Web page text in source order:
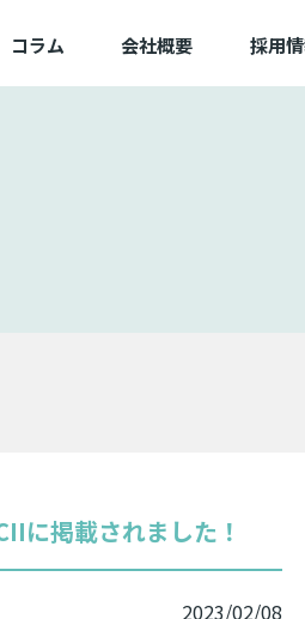
コラム 会社概要 採用
に掲載されました！
2023/02/08